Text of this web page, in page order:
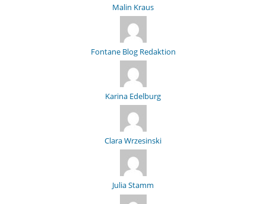
Malin Kraus
Fontane Blog Redaktion
Karina Edelburg
Clara Wrzesinski
Julia Stamm